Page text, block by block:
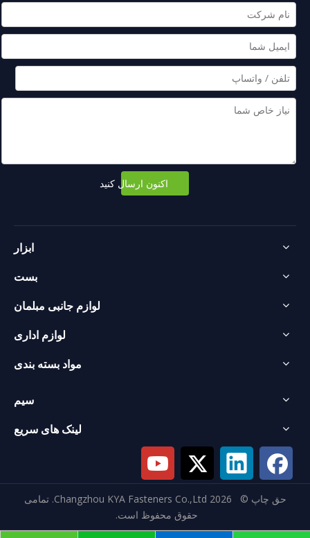
اکنون ارسال کنید
ابزار
بست
لوازم جانبی مبلمان
لوازم اداری
مواد بسته بندی
سیم
لینک های سریع
حق چاپ © 2026
Changzhou KYA Fasteners Co.,Ltd. تمامی
حقوق محفوظ است.